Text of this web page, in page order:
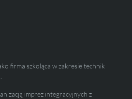
firma szkoląca w zakresie technik
imprez integracyjnych z